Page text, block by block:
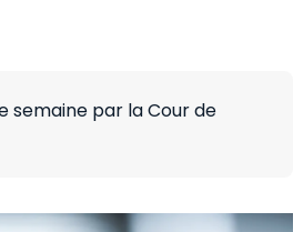
semaine par la Cour de